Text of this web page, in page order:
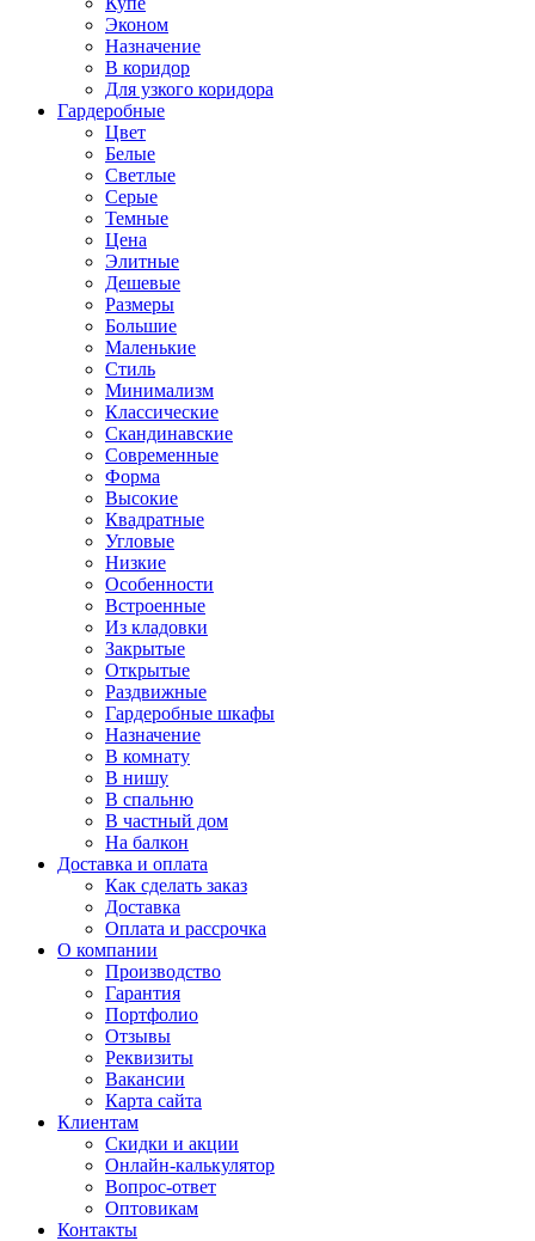
Эконом
Назначение
В коридор
Для узкого коридора
Гардеробные
Цвет
Белые
Светлые
Серые
Темные
Цена
Элитные
Дешевые
Размеры
Большие
Маленькие
Стиль
Минимализм
Классические
Скандинавские
Современные
Форма
Высокие
Квадратные
Угловые
Низкие
Особенности
Встроенные
Из кладовки
Закрытые
Открытые
Раздвижные
Гардеробные шкафы
Назначение
В комнату
В нишу
В спальню
В частный дом
На балкон
Доставка и оплата
Как сделать заказ
Доставка
Оплата и рассрочка
О компании
Производство
Гарантия
Портфолио
Отзывы
Реквизиты
Вакансии
Карта сайта
Клиентам
Скидки и акции
Онлайн-калькулятор
Вопрос-ответ
Оптовикам
Контакты